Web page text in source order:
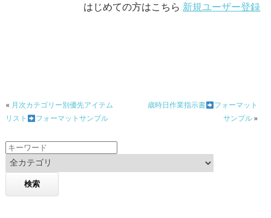
はじめての方はこちら 新規ユーザー登録
« 月次カテゴリー別優先アイテム
リスト
フォーマットサンプル
歳時日作業指示書
フォーマット
サンプル»